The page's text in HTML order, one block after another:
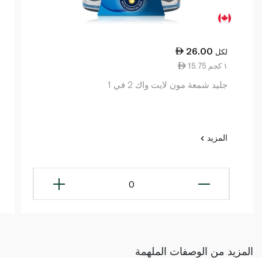
26.00 لكل
15.75 ١ كجم
جليد شمعة مون لايت واك 2 في 1
المزيد
0
المزيد من الوصفات الملهمة